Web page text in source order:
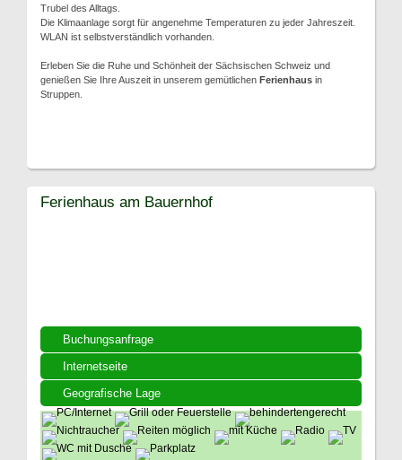
Trubel des Alltags.
Die Klimaanlage sorgt für angenehme Temperaturen zu jeder Jahreszeit.
WLAN ist selbstverständlich vorhanden.
Erleben Sie die Ruhe und Schönheit der Sächsischen Schweiz und
genießen Sie Ihre Auszeit in unserem gemütlichen Ferienhaus in
Struppen.
Buchungsanfrage
Internetseite
Geografische Lage
Ferienhaus am Bauernhof